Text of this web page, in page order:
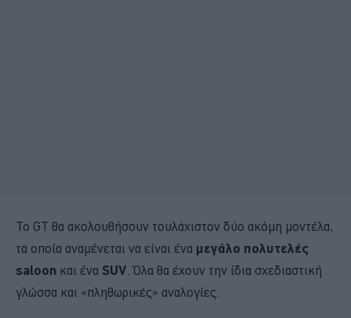
Το GT θα ακολουθήσουν τουλάχιστον δύο ακόμη μοντέλα,
τα οποία αναμένεται να είναι ένα μεγάλο πολυτελές
saloon και ένα SUV. Όλα θα έχουν την ίδια σχεδιαστική
γλώσσα και «πληθωρικές» αναλογίες.